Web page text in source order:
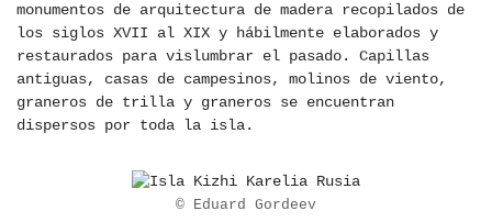
monumentos de arquitectura de madera recopilados de
los siglos XVII al XIX y hábilmente elaborados y
restaurados para vislumbrar el pasado. Capillas
antiguas, casas de campesinos, molinos de viento,
graneros de trilla y graneros se encuentran
dispersos por toda la isla.
© Eduard Gordeev